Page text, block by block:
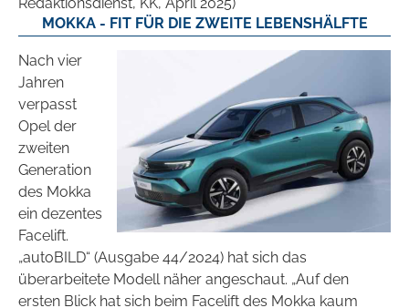
MOKKA - FIT FÜR DIE ZWEITE LEBENSHÄLFTE
Nach vier
Jahren
verpasst
Opel der
zweiten
Generation
des Mokka
ein dezentes
Facelift.
„autoBILD“ (Ausgabe 44/2024) hat sich das
überarbeitete Modell näher angeschaut. „Auf den
ersten Blick hat sich beim Facelift des Mokka kaum